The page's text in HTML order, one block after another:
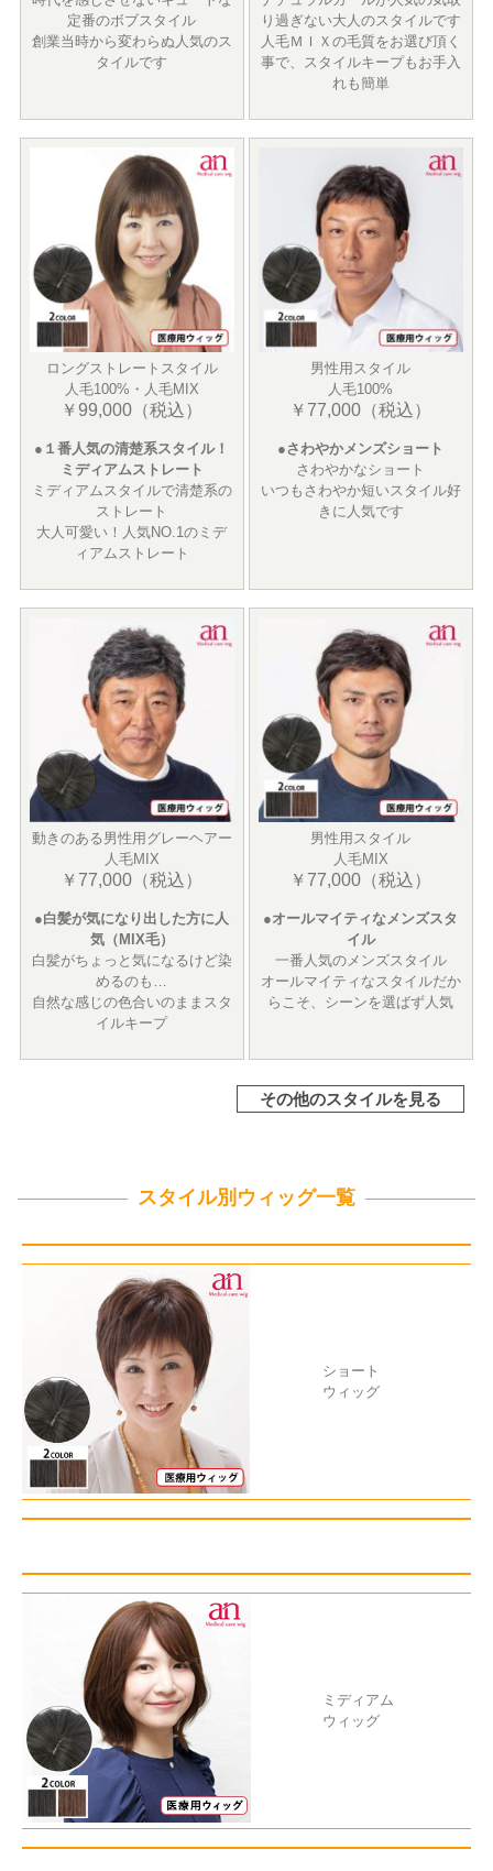
定番のボブスタイル
創業当時から変わらぬ人気のス
タイルです
り過ぎない大人のスタイルです
人毛ＭＩＸの毛質をお選び頂く
事で、スタイルキープもお手入
れも簡単
ロングストレートスタイル
人毛100%・人毛MIX
￥99,000（税込）
●１番人気の清楚系スタイル！
ミディアムストレート
ミディアムスタイルで清楚系の
ストレート
大人可愛い！人気NO.1のミデ
ィアムストレート
男性用スタイル
人毛100%
￥77,000（税込）
●さわやかメンズショート
さわやかなショート
いつもさわやか短いスタイル好
きに人気です
動きのある男性用グレーヘアー
人毛MIX
￥77,000（税込）
●白髪が気になり出した方に人
気（MIX毛）
白髪がちょっと気になるけど染
めるのも…
自然な感じの色合いのままスタ
イルキープ
男性用スタイル
人毛MIX
￥77,000（税込）
●オールマイティなメンズスタ
イル
一番人気のメンズスタイル
オールマイティなスタイルだか
らこそ、シーンを選ばず人気
その他のスタイルを見る
スタイル別ウィッグ一覧
ショート
ウィッグ
ミディアム
ウィッグ